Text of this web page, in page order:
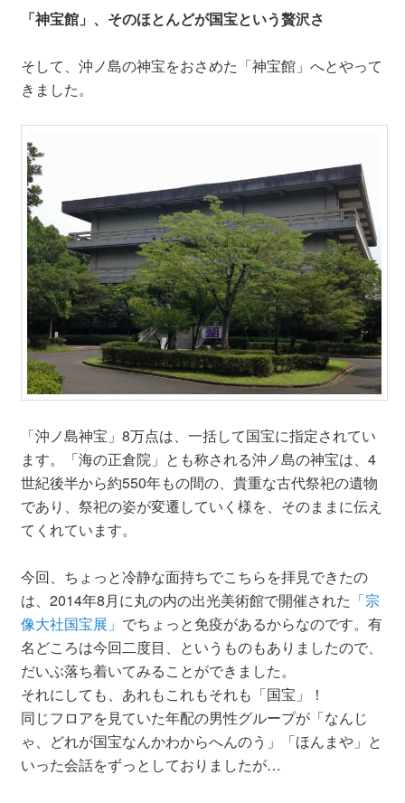
「神宝館」、そのほとんどが国宝という贅沢さ
そして、沖ノ島の神宝をおさめた「神宝館」へとやって
きました。
「沖ノ島神宝」8万点は、一括して国宝に指定されてい
ます。「海の正倉院」とも称される沖ノ島の神宝は、4
世紀後半から約550年もの間の、貴重な古代祭祀の遺物
であり、祭祀の姿が変遷していく様を、そのままに伝え
てくれています。
今回、ちょっと冷静な面持ちでこちらを拝見できたの
は、2014年8月に丸の内の出光美術館で開催された 「宗
像大社国宝展」 でちょっと免疫があるからなのです。有
名どころは今回二度目、というものもありましたので、
だいぶ落ち着いてみることができました。
それにしても、あれもこれもそれも「国宝」！
同じフロアを見ていた年配の男性グループが「なんじ
ゃ、どれが国宝なんかわからへんのう」「ほんまや」と
いった会話をずっとしておりましたが…